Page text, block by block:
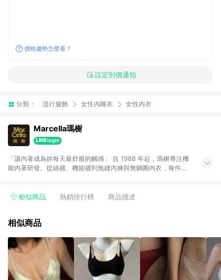
價格趨勢怎麼看？
設定到價通知
分類： 流行服飾 女性內睡衣 女性內衣
Marcella瑪榭
「讓內著成為妳每天最舒服的觸感」 自 1988 年起，瑪榭專注機
能內著研發。從絲襪、機能襪到無縫內褲與無鋼圈內衣，每件都
衣｜承托升級 × 深度包覆 • 肌乎無感內褲｜0.3mm 超輕薄、不
一瀏覽器 24 小時內完成結帳。點數將於廠商出貨後 60 天發放。
服。
相似商品 熱銷排行榜 商品描述
相似商品